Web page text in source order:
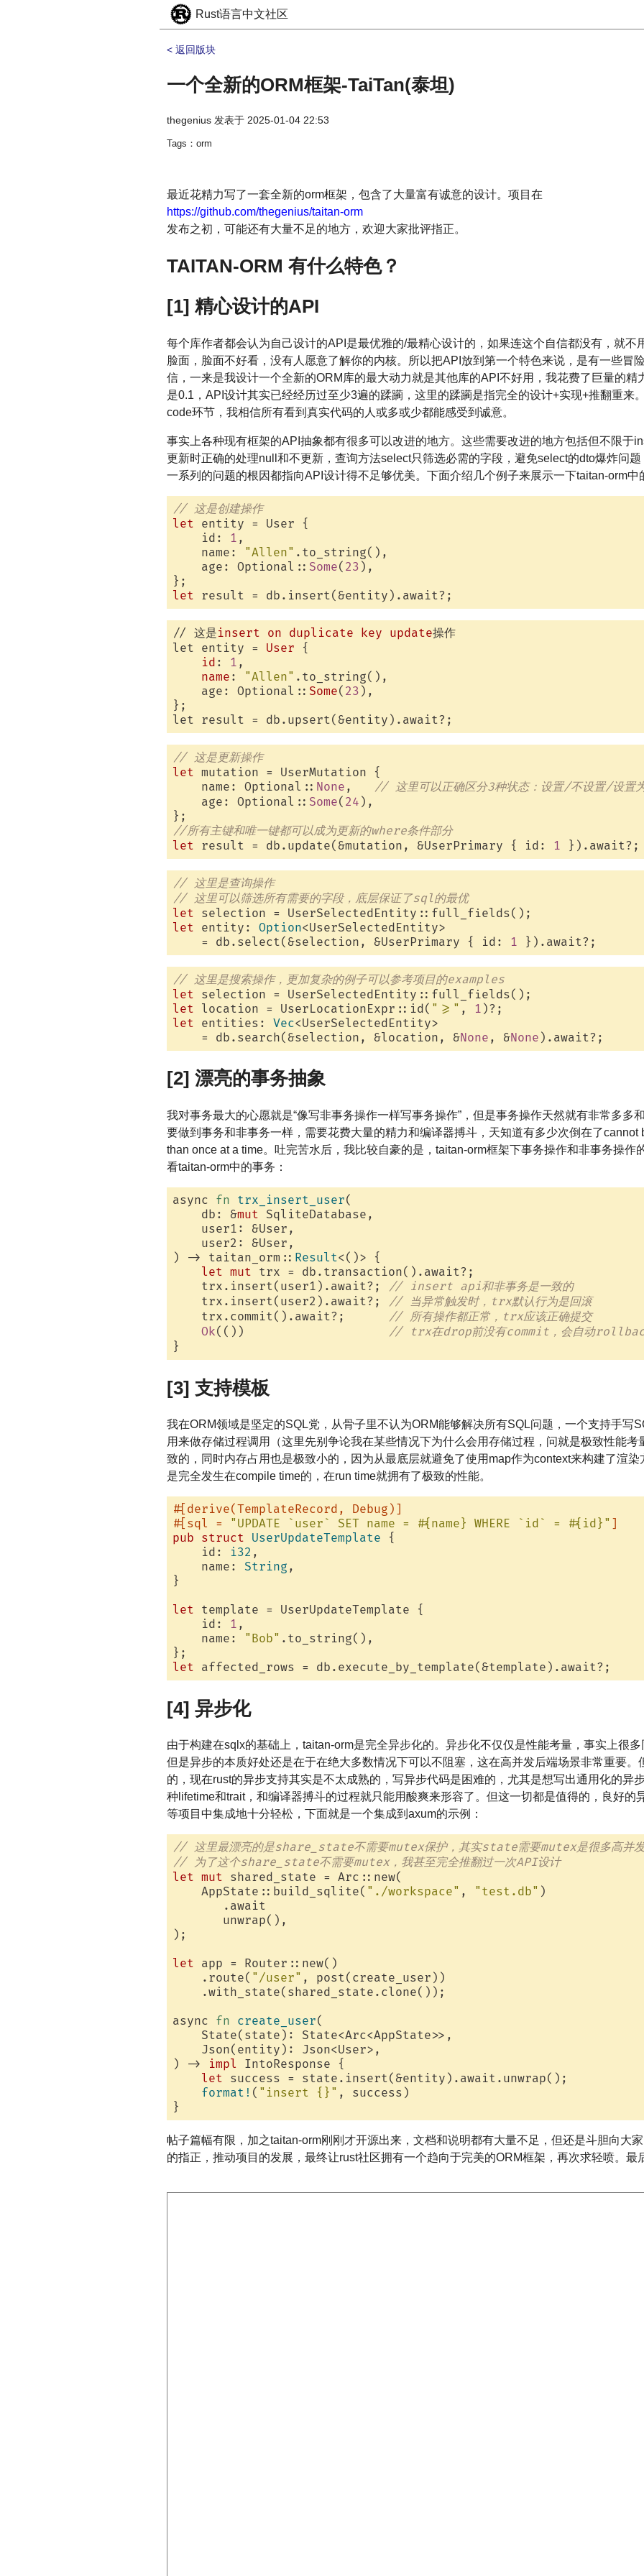
Rust语言中文社区
< 返回版块
一个全新的ORM框架-TaiTan(泰坦)
thegenius 发表于 2025-01-04 22:53
Tags：orm
最近花精力写了一套全新的orm框架，包含了大量富有诚意的设计。项目在
https://github.com/thegenius/taitan-orm
发布之初，可能还有大量不足的地方，欢迎大家批评指正。
TAITAN-ORM 有什么特色？
[1] 精心设计的API
每个库作者都会认为自己设计的API是最优雅的/最精心设计的，如果连这个自信都没有，就不
脸面，脸面不好看，没有人愿意了解你的内核。所以把API放到第一个特色来说，是有一些冒
信，一来是我设计一个全新的ORM库的最大动力就是其他库的API不好用，我花费了巨量的精
是0.1，API设计其实已经经历过至少3遍的蹂躏，这里的蹂躏是指完全的设计+实现+推翻重来
code环节，我相信所有看到真实代码的人或多或少都能感受到诚意。
事实上各种现有框架的API抽象都有很多可以改进的地方。这些需要改进的地方包括但不限于
更新时正确的处理null和不更新，查询方法select只筛选必需的字段，避免select的dto爆炸问
一系列的问题的根因都指向API设计得不足够优美。下面介绍几个例子来展示一下taitan-orm中
// 这是创建操作
let entity = User {
    id:
1 ,
    name:
"Allen" .to_string(),
    age: Optional::
Some( 23 ),
let
// 这是insert on duplicate key update操作
let entity = User {
id : 1 ,
name : "Allen" .to_string(),
    age: Optional::
Some( 23 ),
};
// 这是更新操作
let mutation = UserMutation {
    name: Optional::
None , // 这里可以正确区分3种状态：设置/不设置/设
    age: Optional::
Some( 24 ),
//所有主键和唯一键都可以成为更新的where条件部分
let result = db.update(&mutation, &UserPrimary { id: 1
// 这里是查询操作
// 这里可以筛选所有需要的字段，底层保证了sql的最优
let
let entity: Option<UserSelectedEntity>
    = db.select(&selection, &UserPrimary { id:
1
// 这里是搜索操作，更加复杂的例子可以参考项目的examples
let
let location = UserLocationExpr::id( ">=" , 1
let entities: Vec<UserSelectedEntity>
    = db.search(&selection, &location, &
None , &None
[2] 漂亮的事务抽象
我对事务最大的心愿就是“像写非事务操作一样写事务操作”，但是事务操作天然就有非常多多
要做到事务和非事务一样，需要花费大量的精力和编译器搏斗，天知道有多少次倒在了cannot
than once at a time。吐完苦水后，我比较自豪的是，taitan-orm框架下事务操作和非事务操作
看taitan-orm中的事务：
async fn trx_insert_user(
    db: &
mut SqliteDatabase,
    user1: &User,
    user2: &User,
) -> taitan_orm:: Result<()> {
let mut trx = db.transaction().await?;
    trx.insert(user1).await?;
// insert api和非事务是一致的
    trx.insert(user2).await?;
// 当异常触发时，trx默认行为是回滚
    trx.commit().await?;
// 所有操作都正常，trx应该正确提交
Ok(()) // trx在drop前没有commit，会自动
[3] 支持模板
我在ORM领域是坚定的SQL党，从骨子里不认为ORM能够解决所有SQL问题，一个支持手写
用来做存储过程调用（这里先别争论我在某些情况下为什么会用存储过程，问就是极致性能
致的，同时内存占用也是极致小的，因为从最底层就避免了使用map作为context来构建了渲
是完全发生在compile time的，在run time就拥有了极致的性能。
#[derive(TemplateRecord, Debug)]
#[sql = "UPDATE `user` SET name = #{name} WHERE `id` = #{id}" ]
pub struct UserUpdateTemplate {
    id:
i32 ,
    name:
String ,
}
let template = UserUpdateTemplate {
    id:
1 ,
    name:
"Bob" .to_string(),
let
[4] 异步化
由于构建在sqlx的基础上，taitan-orm是完全异步化的。异步化不仅仅是性能考量，事实上很
但是异步的本质好处还是在于在绝大多数情况下可以不阻塞，这在高并发后端场景非常重要。
的，现在rust的异步支持其实是不太成熟的，写异步代码是困难的，尤其是想写出通用化的异
种lifetime和trait，和编译器搏斗的过程就只能用酸爽来形容了。但这一切都是值得的，良好的
等项目中集成地十分轻松，下面就是一个集成到axum的示例：
// 这里最漂亮的是share_state不需要mutex保护，其实state需要mutex是很多高并发
// 为了这个share_state不需要mutex，我甚至完全推翻过一次API设计
let mut shared_state = Arc::new(
    AppState::build_sqlite(
"./workspace" , "test.db" )
       .await
       unwrap(),
);
let app = Router::new()
    .route(
"/user" , post(create_user))
    .with_state(shared_state.clone());
async fn create_user(
    State(state): State<Arc<AppState>>,
    Json(entity): Json<User>,
) -> impl IntoResponse {
let success = state.insert(&entity).await.unwrap();
format! ( "insert {}" , success)
帖子篇幅有限，加之taitan-orm刚刚才开源出来，文档和说明都有大量不足，但还是斗胆向大
的指正，推动项目的发展，最终让rust社区拥有一个趋向于完美的ORM框架，再次求轻喷。最